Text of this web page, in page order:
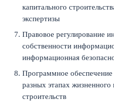
капитального
экспертизы
Правовое регулирование
собственности
информационная
Программное
разных этапах жизненного
строительств